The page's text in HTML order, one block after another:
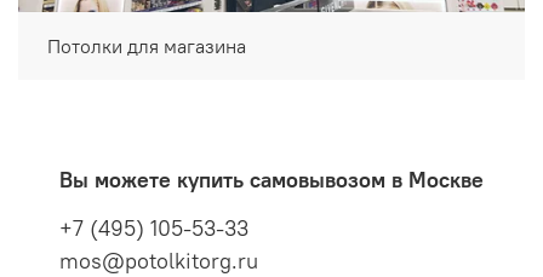
Потолки для магазина
Вы можете купить самовывозом в Москве
+7 (495) 105-53-33
mos@potolkitorg.ru